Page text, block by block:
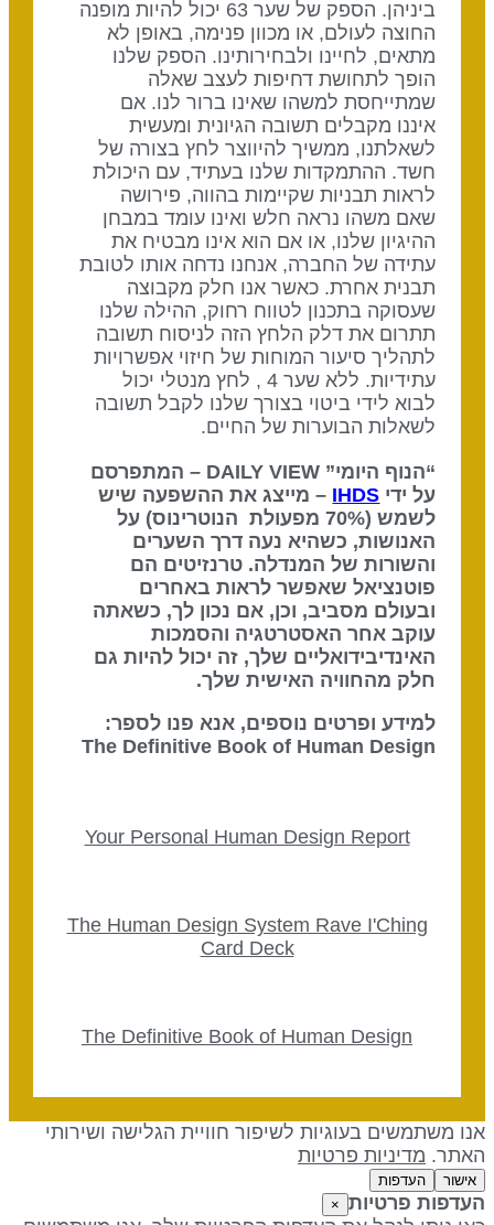
ביניהן. הספק של שער 63 יכול להיות מופנה
החוצה לעולם, או מכוון פנימה, באופן לא
מתאים, לחיינו ולבחירותינו. הספק שלנו
הופך לתחושת דחיפות לעצב שאלה
שמתייחסת למשהו שאינו ברור לנו. אם
איננו מקבלים תשובה הגיונית ומעשית
לשאלתנו, ממשיך להיווצר לחץ בצורה של
חשד. ההתמקדות שלנו בעתיד, עם היכולת
לראות תבניות שקיימות בהווה, פירושה
שאם משהו נראה חלש ואינו עומד במבחן
ההיגיון שלנו, או אם הוא אינו מבטיח את
עתידה של החברה, אנחנו נדחה אותו לטובת
תבנית אחרת. כאשר אנו חלק מקבוצה
שעסוקה בתכנון לטווח רחוק, ההילה שלנו
תתרום את דלק הלחץ הזה לניסוח תשובה
לתהליך סיעור המוחות של חיזוי אפשרויות
עתידיות. ללא שער 4 , לחץ מנטלי יכול
לבוא לידי ביטוי בצורך שלנו לקבל תשובה
לשאלות הבוערות של החיים.
“הנוף היומי” DAILY VIEW – המתפרסם
על ידיIHDS – מייצג את ההשפעה שיש
לשמש (70% מפעולת הנוטרינוס) על
האנושות, כשהיא נעה דרך השערים
והשורות של המנדלה. טרנזיטים הם
פוטנציאל שאפשר לראות באחרים
ובעולם מסביב, וכן, אם נכון לך, כשאתה
עוקב אחר האסטרטגיה והסמכות
האינדיבידואליים שלך, זה יכול להיות גם
חלק מהחוויה האישית שלך.
למידע ופרטים נוספים, אנא פנו לספר:
The Definitive Book of Human Design
Your Personal Human Design Report
The Human Design System Rave I'Ching
Card Deck
The Definitive Book of Human Design
משתמשים בעוגיות לשיפור חוויית הגלישה ושירותי
מדיניות פרטיות
אישור העדפות
פרטיות ×